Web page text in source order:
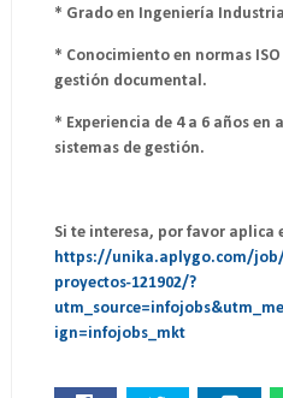
* Grado en Ingeniería
* Conocimiento en normas
gestión documental.
* Experiencia de 4 a 6 años en
sistemas de gestión.
Si te interesa, por favor aplica
https://unika.aplygo.com/
proyectos-121902/?
ign=infojobs_mkt